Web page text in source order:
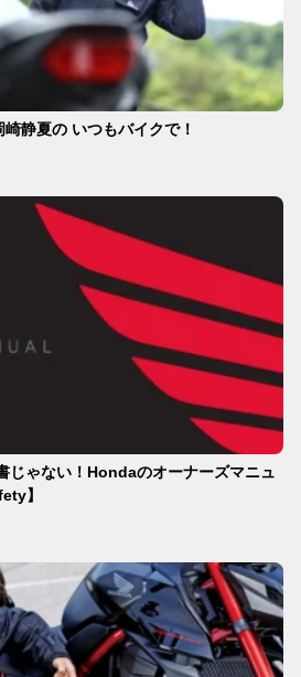
静夏の いつもバイクで！
じゃない！Hondaのオーナーズマニュ
】